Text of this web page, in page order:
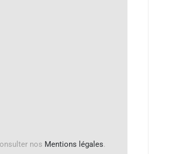
nos Mentions légales.